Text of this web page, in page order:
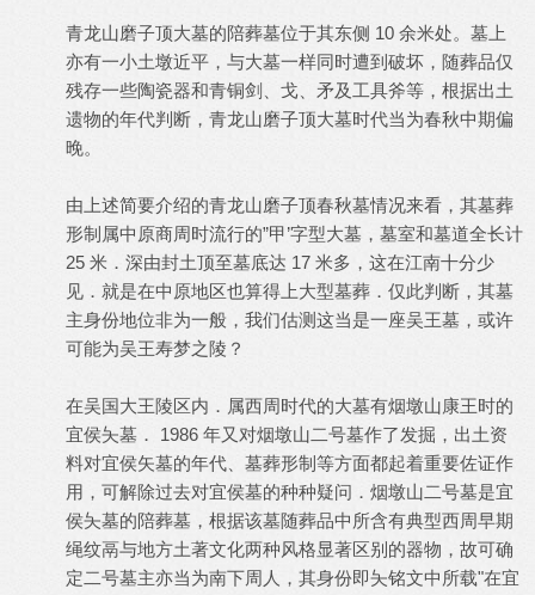
青龙山磨子顶大墓的陪葬墓位于其东侧 10 余米处。墓上
亦有一小土墩近平，与大墓一样同时遭到破坏，随葬品仅
残存一些陶瓷器和青铜剑、戈、矛及工具斧等，根据出土
遗物的年代判断，青龙山磨子顶大墓时代当为春秋中期偏
晚。
由上述简要介绍的青龙山磨子顶春秋墓情况来看，其墓葬
形制属中原商周时流行的”甲’字型大墓，墓室和墓道全长计
25 米．深由封土顶至墓底达 17 米多，这在江南十分少
见．就是在中原地区也算得上大型墓葬．仅此判断，其墓
主身份地位非为一般，我们估测这当是一座吴王墓，或许
可能为吴王寿梦之陵？
在吴国大王陵区内．属西周时代的大墓有烟墩山康王时的
宜侯夨墓． 1986 年又对烟墩山二号墓作了发掘，出土资
料对宜侯矢墓的年代、墓葬形制等方面都起着重要佐证作
用，可解除过去对宜侯墓的种种疑问．烟墩山二号墓是宜
侯夨墓的陪葬墓，根据该墓随葬品中所含有典型西周早期
绳纹鬲与地方土著文化两种风格显著区别的器物，故可确
定二号墓主亦当为南下周人，其身份即夨铭文中所载"在宜